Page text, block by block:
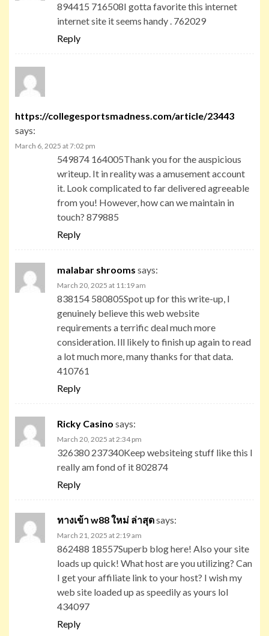
894415 716508I gotta favorite this internet
internet site it seems handy . 762029
Reply
https://collegesportsmadness.com/article/23443
says:
March 6, 2025 at 7:02 pm
549874 164005Thank you for the auspicious
writeup. It in reality was a amusement account
it. Look complicated to far delivered agreeable
from you! However, how can we maintain in
touch? 879885
Reply
malabar shrooms says:
March 20, 2025 at 11:19 am
838154 580805Spot up for this write-up, I
genuinely believe this web website
requirements a terrific deal much more
consideration. Ill likely to finish up again to read
a lot much more, many thanks for that data.
410761
Reply
Ricky Casino says:
March 20, 2025 at 2:34 pm
326380 237340Keep websiteing stuff like this I
really am fond of it 802874
Reply
ทางเข้า w88 ใหม่ ล่าสุดsays:
March 21, 2025 at 2:19 am
862488 18557Superb blog here! Also your site
loads up quick! What host are you utilizing? Can
I get your affiliate link to your host? I wish my
web site loaded up as speedily as yours lol
434097
Reply